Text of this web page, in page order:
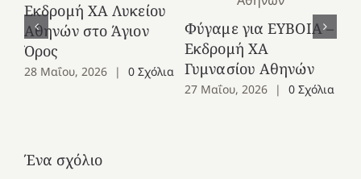
Εκδρομή ΧΑ Λυκείου
Αθηνών στο Άγιον
Όρος
28 Μαΐου, 2026 | 0 Σχόλια
Φύγαμε για ΕΥΒΟΙΑ –
Εκδρομή ΧΑ
Γυμνασίου Αθηνών
27 Μαΐου, 2026 | 0 Σχόλια
Ένα σχόλιο